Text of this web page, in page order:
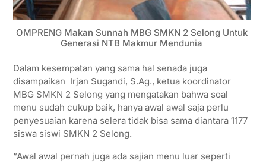
OMPRENG Makan Sunnah MBG SMKN 2 Selong Untuk
Generasi NTB Makmur Mendunia
Dalam kesempatan yang sama hal senada juga
disampaikan Irjan Sugandi, S.Ag., ketua koordinator
MBG SMKN 2 Selong yang mengatakan bahwa soal
menu sudah cukup baik, hanya awal awal saja perlu
penyesuaian karena selera tidak bisa sama diantara 1177
siswa siswi SMKN 2 Selong.
“Awal awal pernah juga ada sajian menu luar seperti